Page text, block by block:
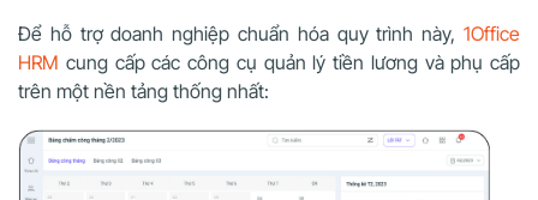
Để hỗ trợ doanh nghiệp chuẩn hóa quy trình này, 1Office
HRM cung cấp các công cụ quản lý tiền lương và phụ cấp
trên một nền tảng thống nhất: